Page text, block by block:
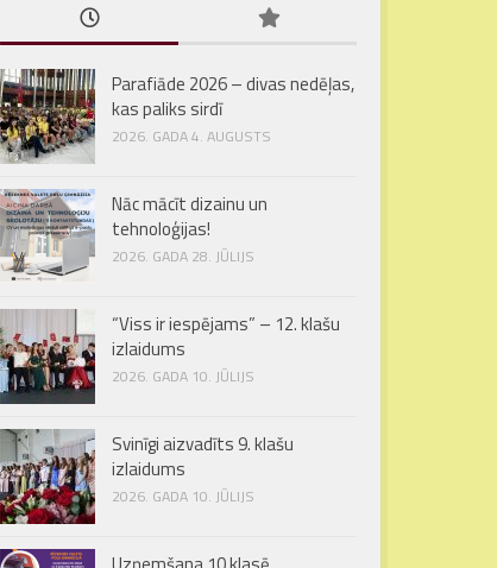
Parafiāde 2026 – divas nedēļas,
kas paliks sirdī
2026. GADA 4. AUGUSTS
Nāc mācīt dizainu un
tehnoloģijas!
2026. GADA 28. JŪLIJS
“Viss ir iespējams” – 12. klašu
izlaidums
2026. GADA 10. JŪLIJS
Svinīgi aizvadīts 9. klašu
izlaidums
2026. GADA 10. JŪLIJS